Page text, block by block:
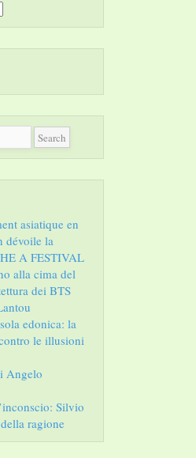
asiatique en
dévoile la
A FESTIVAL
alla cima del
dei BTS
edonica: la
le illusioni
Angelo
Silvio
ragione